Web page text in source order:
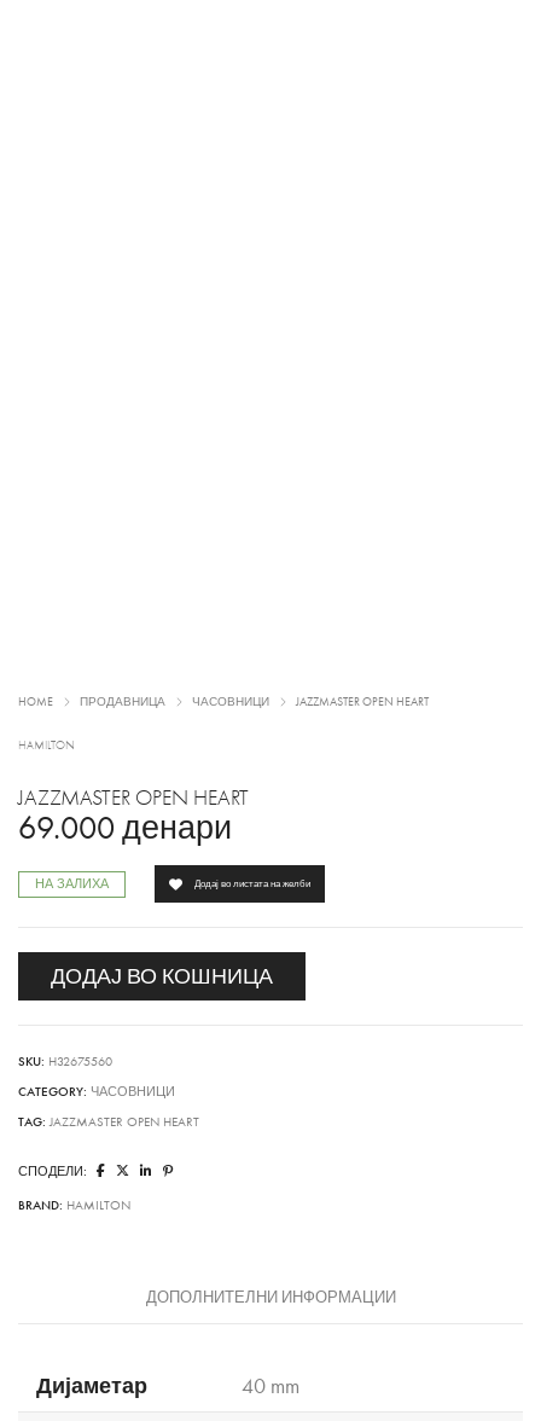
HOME ПРОДАВНИЦА ЧАСОВНИЦИ JAZZMASTER OPEN HEART
HAMILTON
JAZZMASTER OPEN HEART
69.000 денари
НА ЗАЛИХА
ДОДАЈ ВО КОШНИЦА
Додај во листата на желби
SKU: H32675560
CATEGORY: ЧАСОВНИЦИ
TAG:JAZZMASTER OPEN HEART
СПОДЕЛИ:
BRAND: HAMILTON
ДОПОЛНИТЕЛНИ ИНФОРМАЦИИ
Дијаметар
40 mm